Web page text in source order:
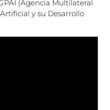
(Agencia Multilateral
y su Desarrollo